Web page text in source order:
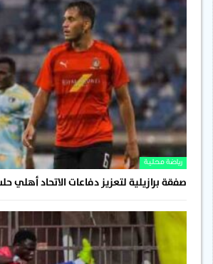
رياضة محلية
صفقة برازيلية لتعزيز دفاعات الاتحاد أهلي حلب